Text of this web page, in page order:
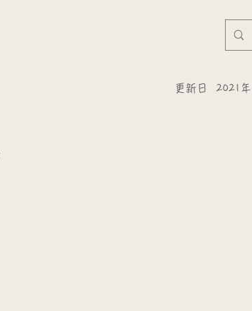
更新日 2021